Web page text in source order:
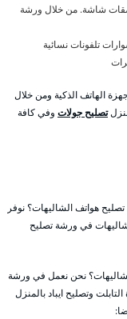
شاشة. من خلال ورشة
تلفونات نسائية
الهاتف الذكية ومن خلال
تصليح جولات وفي كافة
هواتف الشاليهات؟ نوفر
في ورشة تصليح
نحن نعمل في ورشة
وتصليح ايباد بالمنزل